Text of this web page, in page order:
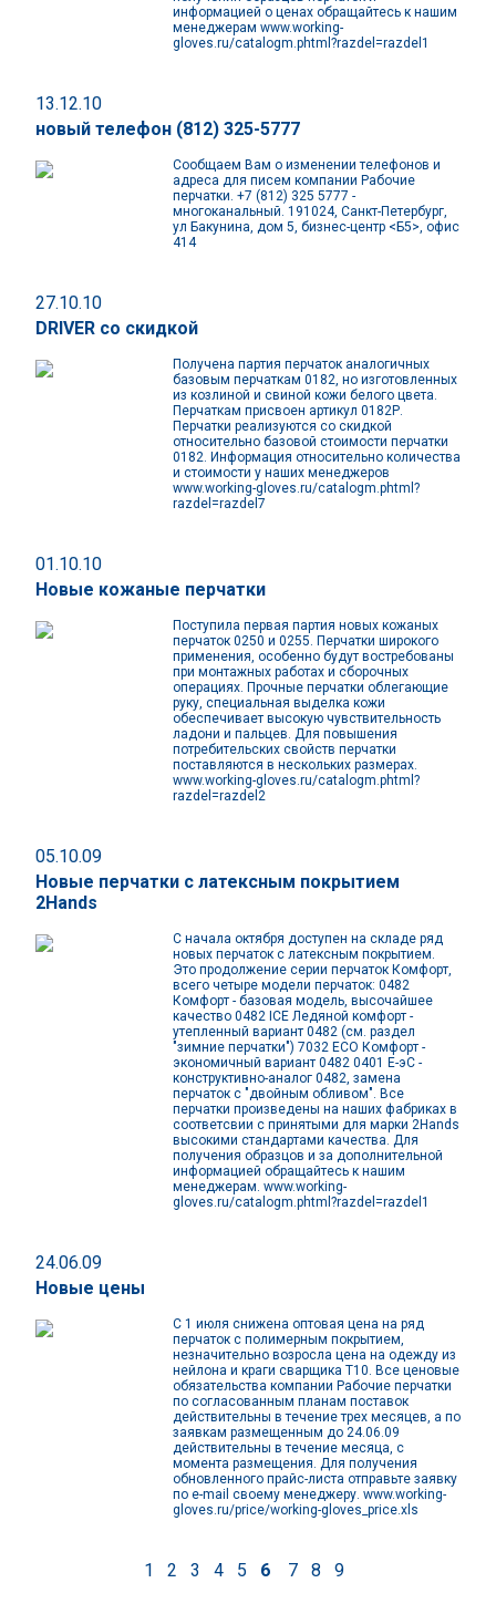
информацией о ценах обращайтесь к нашим
менеджерам www.working-
gloves.ru/catalogm.phtml?razdel=razdel1
13.12.10
новый телефон (812) 325-5777
Сообщаем Вам о изменении телефонов и
адреса для писем компании Рабочие
перчатки. +7 (812) 325 5777 -
многоканальный. 191024, Санкт-Петербург,
ул Бакунина, дом 5, бизнес-центр <Б5>, офис
414
27.10.10
DRIVER со скидкой
Получена партия перчаток аналогичных
базовым перчаткам 0182, но изготовленных
из козлиной и свиной кожи белого цвета.
Перчаткам присвоен артикул 0182Р.
Перчатки реализуются со скидкой
относительно базовой стоимости перчатки
0182. Информация относительно количества
и стоимости у наших менеджеров
www.working-gloves.ru/catalogm.phtml?
razdel=razdel7
01.10.10
Новые кожаные перчатки
Поступила первая партия новых кожаных
перчаток 0250 и 0255. Перчатки широкого
применения, особенно будут востребованы
при монтажных работах и сборочных
операциях. Прочные перчатки облегающие
руку, специальная выделка кожи
обеспечивает высокую чувствительность
ладони и пальцев. Для повышения
потребительских свойств перчатки
поставляются в нескольких размерах.
www.working-gloves.ru/catalogm.phtml?
razdel=razdel2
05.10.09
Новые перчатки с латексным покрытием
2Hands
С начала октября доступен на складе ряд
новых перчаток с латексным покрытием.
Это продолжение серии перчаток Комфорт,
всего четыре модели перчаток: 0482
Комфорт - базовая модель, высочайшее
качество 0482 ICE Ледяной комфорт -
утепленный вариант 0482 (см. раздел
"зимние перчатки") 7032 ЕСО Комфорт -
экономичный вариант 0482 0401 Е-эС -
конструктивно-аналог 0482, замена
перчаток с "двойным обливом". Все
перчатки произведены на наших фабриках в
соответсвии с принятыми для марки 2Hands
высокими стандартами качества. Для
получения образцов и за дополнительной
информацией обращайтесь к нашим
менеджерам. www.working-
gloves.ru/catalogm.phtml?razdel=razdel1
24.06.09
Новые цены
С 1 июля снижена оптовая цена на ряд
перчаток с полимерным покрытием,
незначительно возросла цена на одежду из
нейлона и краги сварщика Т10. Все ценовые
обязательства компании Рабочие перчатки
по согласованным планам поставок
действительны в течение трех месяцев, а по
заявкам размещенным до 24.06.09
действительны в течение месяца, с
момента размещения. Для получения
обновленного прайс-листа отправьте заявку
по e-mail своему менеджеру. www.working-
gloves.ru/price/working-gloves_price.xls
1 2 3 4 5 6 7 8 9